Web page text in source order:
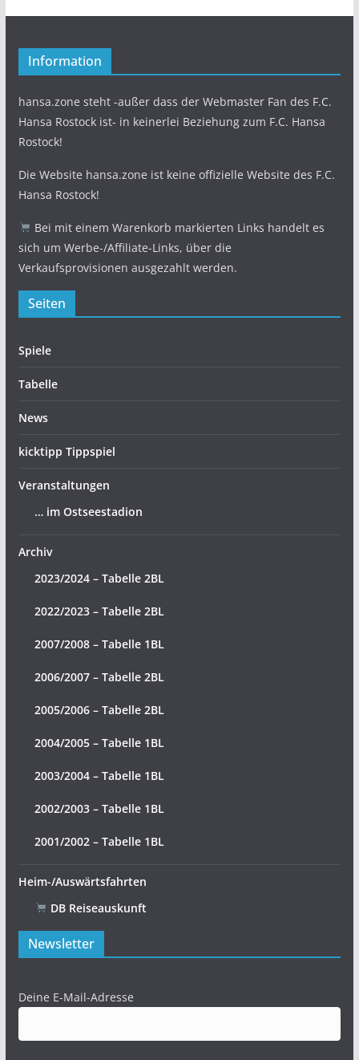
Information
hansa.zone steht -außer dass der Webmaster Fan des F.C.
Hansa Rostock ist- in keinerlei Beziehung zum F.C. Hansa
Rostock!
Die Website hansa.zone ist keine offizielle Website des F.C.
Hansa Rostock!
Bei mit einem Warenkorb markierten Links handelt es
sich um Werbe-/Affiliate-Links, über die
Verkaufsprovisionen ausgezahlt werden.
Seiten
Spiele
Tabelle
News
kicktipp Tippspiel
Veranstaltungen
… im Ostseestadion
Archiv
2023/2024 – Tabelle 2BL
2022/2023 – Tabelle 2BL
2007/2008 – Tabelle 1BL
2006/2007 – Tabelle 2BL
2005/2006 – Tabelle 2BL
2004/2005 – Tabelle 1BL
2003/2004 – Tabelle 1BL
2002/2003 – Tabelle 1BL
2001/2002 – Tabelle 1BL
Heim-/Auswärtsfahrten
DB Reiseauskunft
Newsletter
Deine E-Mail-Adresse